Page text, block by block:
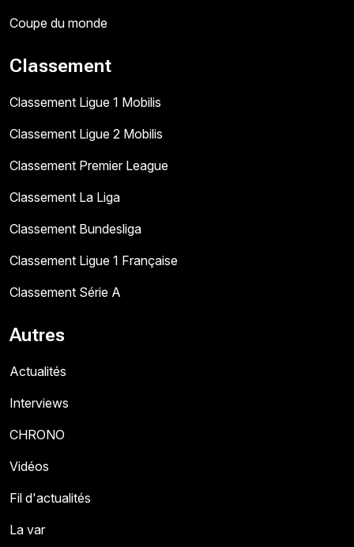
Coupe du monde
Classement
Classement Ligue 1 Mobilis
Classement Ligue 2 Mobilis
Classement Premier League
Classement La Liga
Classement Bundesliga
Classement Ligue 1 Française
Classement Série A
Autres
Actualités
Interviews
CHRONO
Vidéos
Fil d'actualités
La var